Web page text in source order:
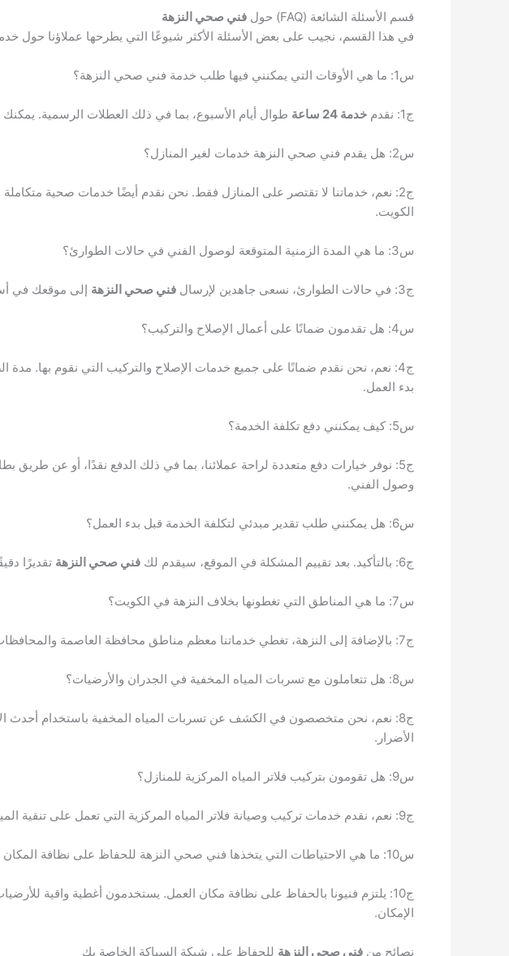
قسم الأسئلة الشائعة (FAQ) حول
فني صحي النزهة
في هذا القسم، نجيب على بعض الأسئلة الأكثر شيوعًا التي يطرحها عملاؤنا حول
س1: ما هي الأوقات التي يمكنني فيها طلب خدمة فني صحي النزهة؟
ج1: نقدم خدمة 24 ساعة طوال أيام الأسبوع، بما في ذلك العطلات الرسمية.
س2: هل يقدم فني صحي النزهة خدمات لغير المنازل؟
ج2: نعم، خدماتنا لا تقتصر على المنازل فقط. نحن نقدم أيضًا خدمات صحية
الكويت.
س3: ما هي المدة الزمنية المتوقعة لوصول الفني في حالات الطوارئ؟
ج3: في حالات الطوارئ، نسعى جاهدين لإرسال فني صحي النزهة إلى موقعك في
س4: هل تقدمون ضمانًا على أعمال الإصلاح والتركيب؟
ج4: نعم، نحن نقدم ضمانًا على جميع خدمات الإصلاح والتركيب التي نقوم بها.
بدء العمل.
س5: كيف يمكنني دفع تكلفة الخدمة؟
ج5: نوفر خيارات دفع متعددة لراحة عملائنا، بما في ذلك الدفع نقدًا، أو عن
وصول الفني.
س6: هل يمكنني طلب تقدير مبدئي لتكلفة الخدمة قبل بدء العمل؟
ج6: بالتأكيد. بعد تقييم المشكلة في الموقع، سيقدم لك فني صحي النزهة تقديرًا
س7: ما هي المناطق التي تغطونها بخلاف النزهة في الكويت؟
ج7: بالإضافة إلى النزهة، تغطي خدماتنا معظم مناطق محافظة العاصمة والمحافظات الأخرى في الكويت. يمكنك الاتصال بنا للتأكد من تغطيتنا لموقعك المحدد.
س8: هل تتعاملون مع تسربات المياه المخفية في الجدران والأرضيات؟
ج8: نعم، نحن متخصصون في الكشف عن تسربات المياه المخفية باستخدام أحدث
الأضرار.
س9: هل تقومون بتركيب فلاتر المياه المركزية للمنازل؟
ج9: نعم، نقدم خدمات تركيب وصيانة فلاتر المياه المركزية التي تعمل على تنقية المياه لجميع استخدامات المنزل، بالإضافة إلى فلاتر مياه الشرب.
س10: ما هي الاحتياطات التي يتخذها فني صحي النزهة للحفاظ على نظافة المكان أثناء العمل؟
ج10: يلتزم فنيونا بالحفاظ على نظافة مكان العمل. يستخدمون أغطية واقية
الإمكان.
نصائح من فني صحي النزهة للحفاظ على شبكة السباكة الخاصة بك